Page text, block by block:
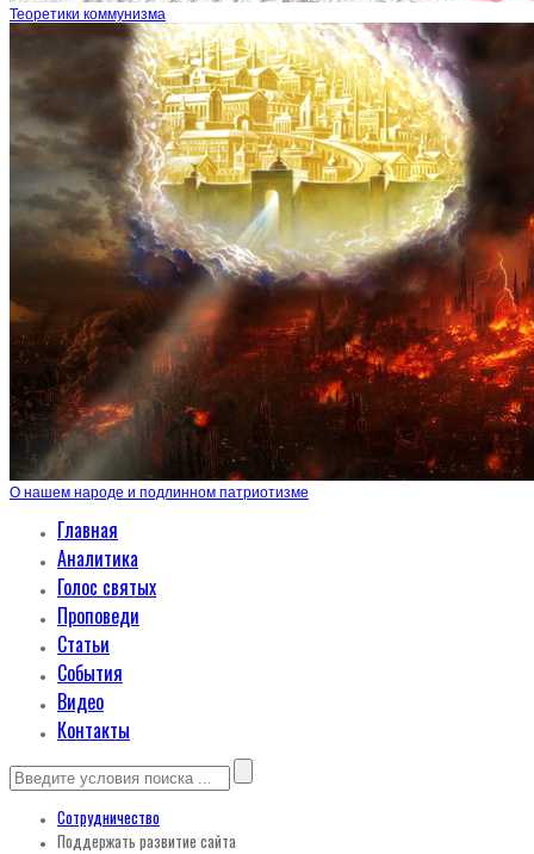
Теоретики коммунизма
О нашем народе и подлинном патриотизме
Главная
Аналитика
Голос святых
Проповеди
Статьи
События
Видео
Контакты
Сотрудничество
Поддержать развитие сайта